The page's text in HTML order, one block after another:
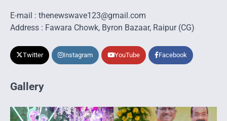
E-mail : thenewswave123@gmail.com
Address : Fawara Chowk, Byron Bazaar, Raipur (CG)
Twitter Instagram YouTube Facebook
Gallery